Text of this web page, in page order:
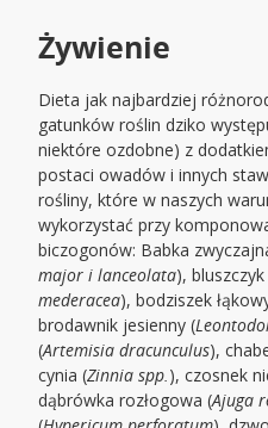
Żywienie
Dieta jak najbardziej
gatunków roślin dziko
niektóre ozdobne) z
postaci owadów i innych
rośliny, które w naszych
wykorzystać przy
biczogonów: Babka
major i lanceolata),
mederacea), bodziszek
brodawnik jesienny (
(Artemisia dracunculus),
cynia (Zinnia spp. ), czosnek
dąbrówka rozłogowa (Ajuga